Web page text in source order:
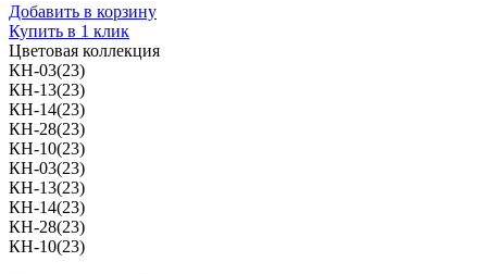
Добавить в корзину
Купить в 1 клик
Цветовая коллекция
КН-03(23)
КН-13(23)
КН-14(23)
КН-28(23)
КН-10(23)
КН-03(23)
КН-13(23)
КН-14(23)
КН-28(23)
КН-10(23)